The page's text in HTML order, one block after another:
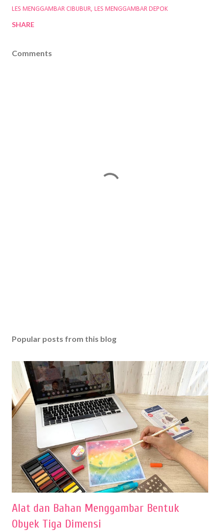
LES MENGGAMBAR CIBUBUR LES MENGGAMBAR DEPOK
SHARE
Comments
Popular posts from this blog
Alat dan Bahan Menggambar Bentuk
Obyek Tiga Dimensi